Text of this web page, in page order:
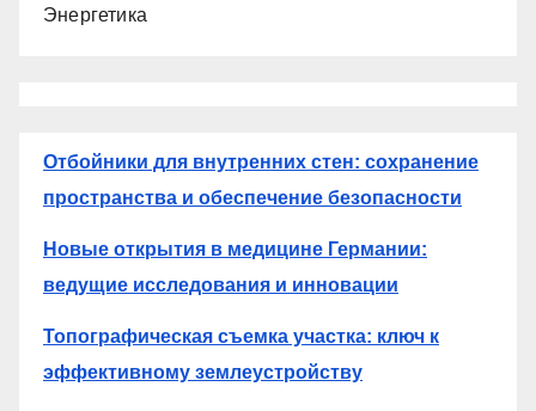
Энергетика
Отбойники для внутренних стен: сохранение
пространства и обеспечение безопасности
Новые открытия в медицине Германии:
ведущие исследования и инновации
Топографическая съемка участка: ключ к
эффективному землеустройству